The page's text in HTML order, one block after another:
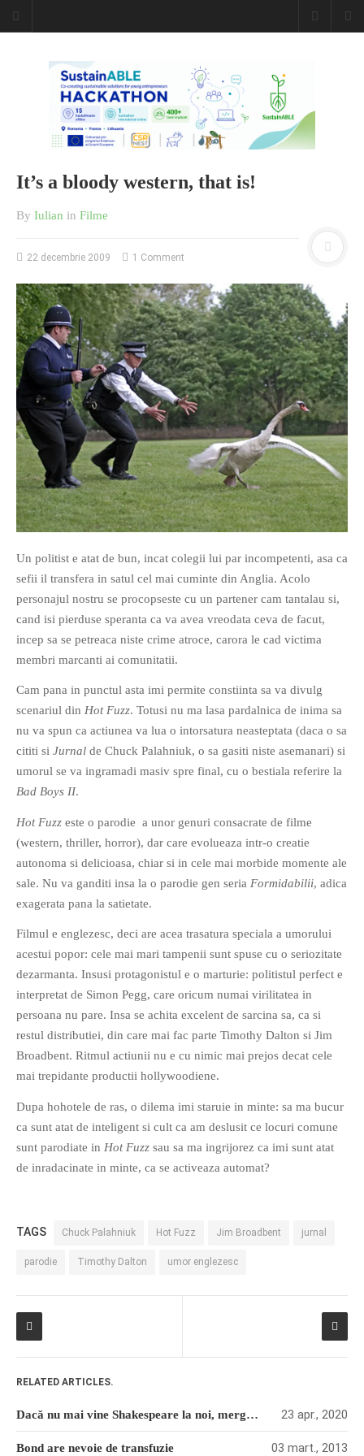
Caiet de
insemnari
DESCARCĂ!
O poveste in care sexul se
confunda cu dragostea,
cinismul cu idealismul si
poezia cu umorul.
If you like movies, words and
mind games, then this is the
book for you. Take the
challenge of creating your
famous movies by using the
very letters of their titles!
PAGINI
Albastra!
Acrostics!
Victor Sosea – Designer
PRIETENI DIN AFARA BRESLEI
GloryBox.ro
Vreau-schimbare.ro
It’s a bloody western, that is!
By Iulian in Filme
22 decembrie 2009 1 Comment
Un politist e atat de bun, incat colegii lui par incompetenti, asa ca
sefii il transfera in satul cel mai cuminte din Anglia. Acolo
personajul nostru se procopseste cu un partener cam tantalau si,
cand isi pierduse speranta ca va avea vreodata ceva de facut,
incep sa se petreaca niste crime atroce, carora le cad victima
membri marcanti ai comunitatii.
Cam pana in punctul asta imi permite constiinta sa va divulg
scenariul din Hot Fuzz. Totusi nu ma lasa pardalnica de inima sa
nu va spun ca actiunea va lua o intorsatura neasteptata (daca o sa
cititi si Jurnal de Chuck Palahniuk, o sa gasiti niste asemanari) si
umorul se va ingramadi masiv spre final, cu o bestiala referire la
Bad Boys II.
Hot Fuzz este o parodie a unor genuri consacrate de filme
(western, thriller, horror), dar care evolueaza intr-o creatie
autonoma si delicioasa, chiar si in cele mai morbide momente ale
sale. Nu va ganditi insa la o parodie gen seria Formidabilii, adica
exagerata pana la satietate.
Filmul e englezesc, deci are acea trasatura speciala a umorului
acestui popor: cele mai mari tampenii sunt spuse cu o seriozitate
dezarmanta. Insusi protagonistul e o marturie: politistul perfect e
interpretat de Simon Pegg, care oricum numai virilitatea in
persoana nu pare. Insa se achita excelent de sarcina sa, ca si
restul distributiei, din care mai fac parte Timothy Dalton si Jim
Broadbent. Ritmul actiunii nu e cu nimic mai prejos decat cele
mai trepidante productii hollywoodiene.
Dupa hohotele de ras, o dilema imi staruie in minte: sa ma bucur
ca sunt atat de inteligent si cult ca am deslusit ce locuri comune
sunt parodiate in Hot Fuzz sau sa ma ingrijorez ca imi sunt atat
de inradacinate in minte, ca se activeaza automat?
TAGS Chuck Palahniuk Hot Fuzz Jim Broadbent jurnal
parodie Timothy Dalton umor englezesc
RELATED ARTICLES.
Dacă nu mai vine Shakespeare la noi, mergem noi la Shakespeare (7) 23 apr., 2020
Bond are nevoie de transfuzie 03 mart., 2013